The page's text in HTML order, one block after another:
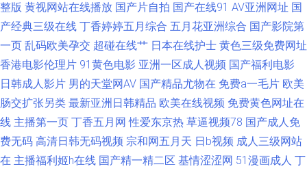
久婷婷久久网站 日韩欧美啪啪啪网 99资源总站 午夜精品一 国产ts视频在线
播放 91成人入口 狠狠操狠狠撸 亚洲AV射 操碰在线 日韩二区不卡综合 91处
亚洲网址 91极速视频 男人天堂欧美2015 91福利视频五月花 久久b超黄在现
看 91爱看福利网 91AV国产精品 精品无码一区二区无码 九一视频wwww 91
整版 黄视网站在线播放 国产片自拍 国产在线91 AV亚洲网址 国
产经典三级在线 丁香婷婷五月综合 五月花亚洲综合 国产影院第
一页 乱码欧美孕交 超碰在线艹 日本在线护士 黄色三级免费网址
香港电影伦理片 91黄色电影 亚洲一区成人视频 国产福利电影
日韩成人影片 男的天堂网AV 国产精品尤物在 免费a一毛片 欧美
肠交扩张另类 最新亚洲日韩精品 欧美在线视频 免费黄色网址在
线 主播第一页 丁香五月网 性爱东京热 草逼视频78 国产成人免
费无码 高清日韩无码视频 宗和网五月天 日b视频 成人三级网站
在 主播福利姬h在线 国产精一精二区 基情涩涩网 51漫画成人 丁